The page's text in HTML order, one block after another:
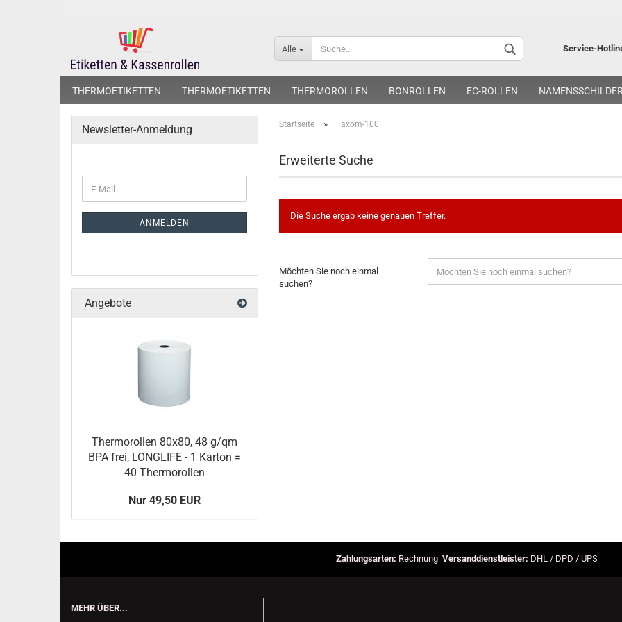
Alle Service-
THERMOETIKETTEN THERMOETIKETTEN THERMOROLLEN BONROLLEN EC-ROLLEN NAMENSSCHILDER
Startseite » Taxom-100
Erweiterte Suche
Die Suche ergab keine genauen Treffer.
Möchten Sie noch einmal
suchen?
Newsletter-Anmeldung
ANMELDEN
Angebote
Thermorollen 80x80, 48 g/qm
BPA frei, LONGLIFE - 1 Karton =
40 Thermorollen
Nur 49,50 EUR
Zahlungsarten: Rechnung Versanddienstleister: DHL / DPD / UPS
MEHR ÜBER...